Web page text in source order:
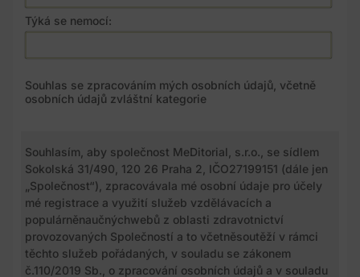
Týká se nemocí:
Souhlas se zpracováním mých osobních údajů, včetně
osobních údajů zvláštní kategorie
Souhlasím, aby společnost MeDitorial, s.r.o., se sídlem
Sokolská 31/490, 120 26 Praha 2, IČO27199151 (dále jen
„Společnost“), zpracovávala mé osobní údaje pro účely
mé registrace a využití služeb vzdělávacích a
populárněnaučnýchwebů z oblasti zdravotnictví
provozovaných Společností a to včetněsoutěží v rámci
těchto služeb pořádaných, v souladu se zákonem
č.110/2019 Sb., o zpracování osobních údajů a v souladu